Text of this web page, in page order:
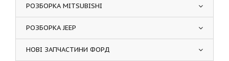
РОЗБОРКА MITSUBISHI
РОЗБОРКА JEEP
НОВІ ЗАПЧАСТИНИ ФОРД